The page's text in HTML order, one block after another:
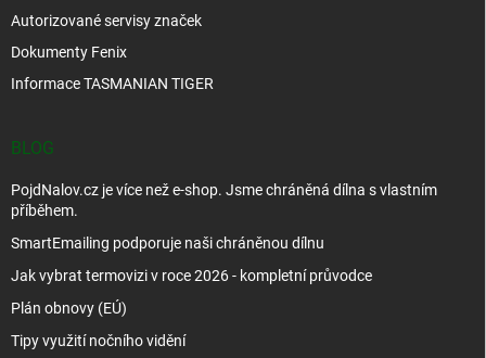
Autorizované servisy značek
Dokumenty Fenix
Informace TASMANIAN TIGER
BLOG
PojdNalov.cz je více než e-shop. Jsme chráněná dílna s vlastním
příběhem.
SmartEmailing podporuje naši chráněnou dílnu
Jak vybrat termovizi v roce 2026 - kompletní průvodce
Plán obnovy (EÚ)
Tipy využití nočního vidění